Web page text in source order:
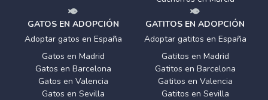
GATOS EN ADOPCIÓN
Adoptar gatos en España
Gatos en Madrid
Gatos en Barcelona
Gatos en Valencia
Gatos en Sevilla
GATITOS EN ADOPCIÓN
Adoptar gatitos en España
Gatitos en Madrid
Gatitos en Barcelona
Gatitos en Valencia
Gatitos en Sevilla